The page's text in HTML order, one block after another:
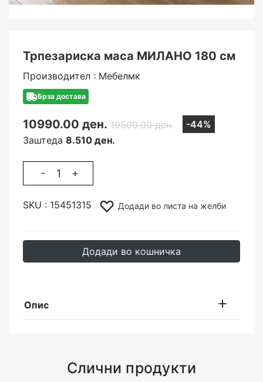
Трпезариска маса МИЛАНО 180 см
Производител : Мебелмк
Брза достава
10990.00 ден. 19500.00 ден.
-44%
Заштеда 8.510 ден.
- +
SKU : 15451315 Додади во листа на желби
Додади во кошничка
Опис
Слични продукти